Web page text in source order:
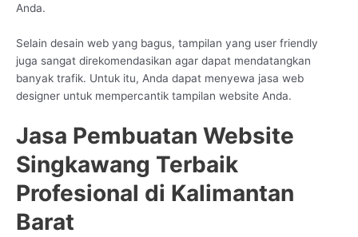
Anda.
Selain desain web yang bagus, tampilan yang user friendly
juga sangat direkomendasikan agar dapat mendatangkan
banyak trafik. Untuk itu, Anda dapat menyewa jasa web
designer untuk mempercantik tampilan website Anda.
Jasa Pembuatan Website
Singkawang Terbaik
Profesional di Kalimantan
Barat